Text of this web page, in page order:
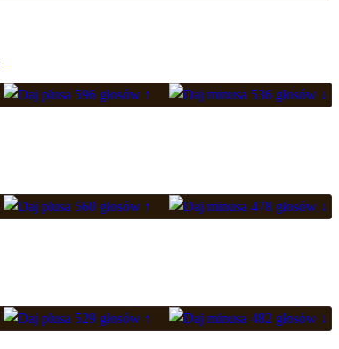
596 głosów ↑ 536 głosów ↓
560 głosów ↑ 478 głosów ↓
529 głosów ↑ 482 głosów ↓